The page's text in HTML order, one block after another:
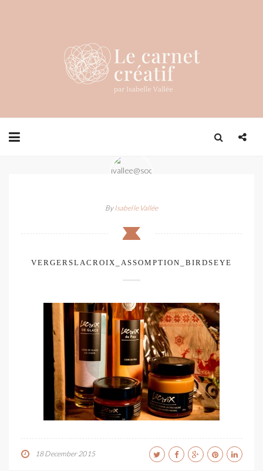
ByIsabelle Vallée
VERGERSLACROIX_ASSOMPTION_BIRDSEYE
18 December 2015